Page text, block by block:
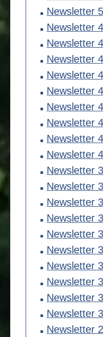
Newsletter
Newsletter
Newsletter
Newsletter
Newsletter
Newsletter
Newsletter
Newsletter
Newsletter
Newsletter
Newsletter
Newsletter
Newsletter
Newsletter
Newsletter
Newsletter
Newsletter
Newsletter
Newsletter
Newsletter
Newsletter